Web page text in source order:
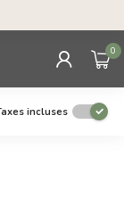
0
incluses